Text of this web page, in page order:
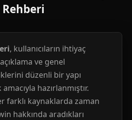
Rehberi
, kullanıcıların ihtiyaç
ve genel
düzenli bir yapı
hazırlanmıştır.
farklı kaynaklarda zaman
hakkında aradıkları